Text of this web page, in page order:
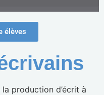
élèves
production d’écrit à